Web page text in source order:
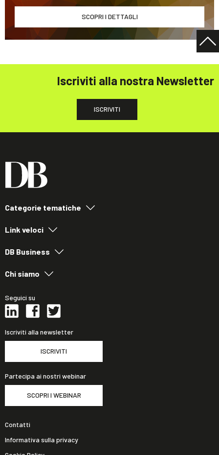
SCOPRI I DETTAGLI
Iscriviti alla nostra Newsletter
ISCRIVITI
Categorie tematiche
Link veloci
DB Business
Chi siamo
Seguici su
Iscriviti alla newsletter
ISCRIVITI
Partecipa ai nostri webinar
SCOPRI I WEBINAR
Contatti
Informativa sulla privacy